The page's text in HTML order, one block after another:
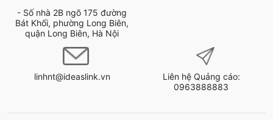
- Số nhà 2B ngõ 175 đường
Bát Khối, phường Long Biên,
quận Long Biên, Hà Nội
linhnt@ideaslink.vn
Liên hệ Quảng cáo:
0963888883